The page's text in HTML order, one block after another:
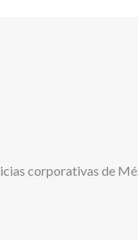
corporativas de